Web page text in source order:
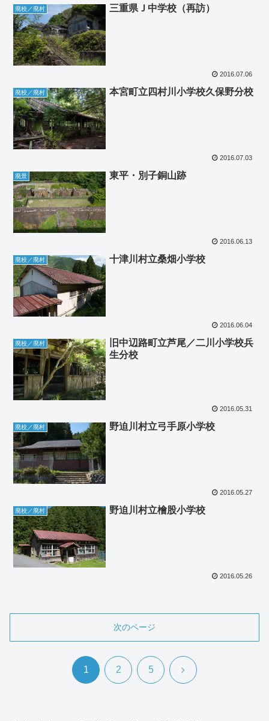
廃校／廃村 三重県Ｊ中学校（再訪）
2016.07.06
廃校／廃村 本宮町立四村川小学校久保野分校
2016.07.03
廃景 東平・別子銅山跡
2016.06.13
廃校／廃村 十津川村立桑畑小学校
2016.06.04
廃校／廃村
旧中辺路町立芦尾／二川小学校兵
生分校
2016.05.31
廃校／廃村 野迫川村立弓手原小学校
2016.05.27
廃校／廃村 野迫川村立檜股小学校
2016.05.26
次のページ
1 2 5 次